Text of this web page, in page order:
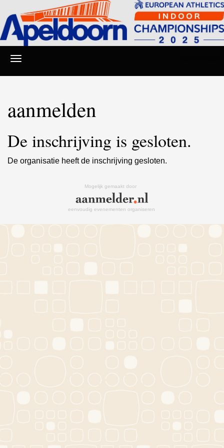
aanmelden
De inschrijving is gesloten.
De organisatie heeft de inschrijving gesloten.
Mogelijk gemaakt door
eenvoudig evenementen organiseren